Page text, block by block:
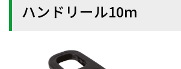
ハンドリール10m